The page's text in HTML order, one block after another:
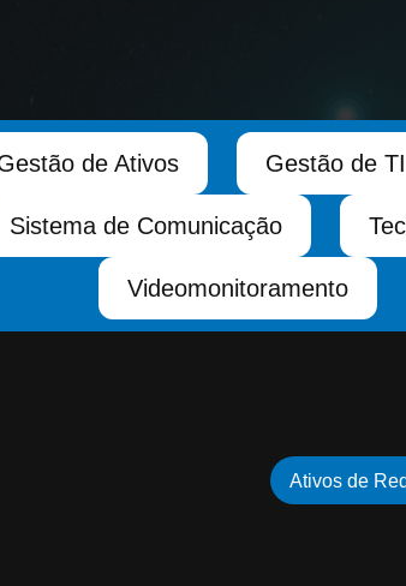
de Ativos Gestão de TI
Sistema de Comunicação
Videomonitoramento
Ativos de